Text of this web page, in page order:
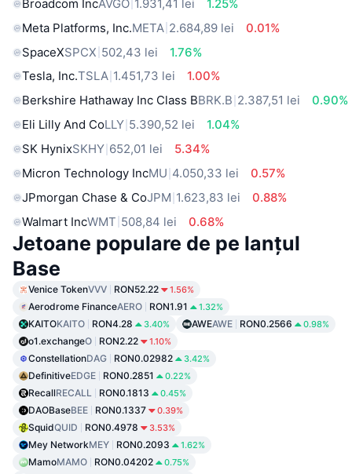
Broadcom IncAVGO 1.931,41 lei
1.25%
Meta Platforms, Inc.META 2.684,89 lei
0.01%
SpaceXSPCX 502,43 lei
1.76%
Tesla, Inc.TSLA 1.451,73 lei
1.00%
Berkshire Hathaway Inc Class BBRK.B 2.387,51 lei
0.90%
Eli Lilly And CoLLY 5.390,52 lei
1.04%
SK HynixSKHY 652,01 lei
5.34%
Micron Technology IncMU 4.050,33 lei
0.57%
JPmorgan Chase & CoJPM 1.623,83 lei
0.88%
Walmart IncWMT 508,84 lei 0.68%
Jetoane populare de pe lanțul
Base
Venice TokenVVV RON52.22 1.56%
Aerodrome FinanceAERO RON1.91 1.32%
KAITOKAITO RON4.28 3.40% AWEAWE RON0.2566 0.98%
o1.exchangeO RON2.22 1.10%
ConstellationDAG RON0.02982 3.42%
DefinitiveEDGE RON0.2851 0.22%
RecallRECALL RON0.1813 0.45%
DAOBaseBEE RON0.1337 0.39%
SquidQUID RON0.4978 3.53%
Mey NetworkMEY RON0.2093 1.62%
MamoMAMO RON0.04202 0.75%